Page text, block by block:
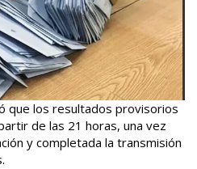
que los resultados provisorios
de las 21 horas, una vez
y completada la transmisión